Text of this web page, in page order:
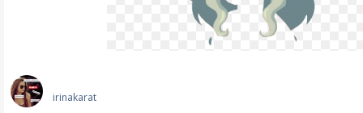
irinakarat